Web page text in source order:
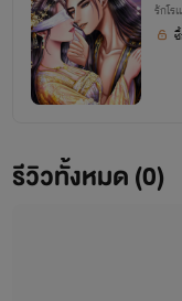
รักโร
รีวิวทั้งหมด (0)